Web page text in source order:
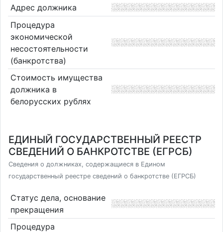
Адрес должника
Процедура
экономической
несостоятельности
(банкротства)
Стоимость имущества
должника в
белорусских рублях
ЕДИНЫЙ ГОСУДАРСТВЕННЫЙ РЕЕСТР
СВЕДЕНИЙ О БАНКРОТСТВЕ (ЕГРСБ)
Сведения о должниках, содержащиеся в Едином
государственный реестре сведений о банкротстве (ЕГРСБ)
Статус дела, основание
прекращения
Процедура